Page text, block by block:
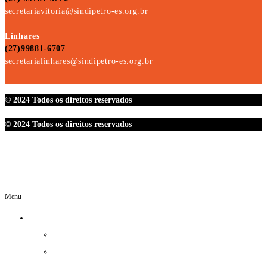
secretariavitoria@sindipetro-es.org.br
Linhares
(27)99881-6707
secretarialinhares@sindipetro-es.org.br
© 2024 Todos os direitos reservados
© 2024 Todos os direitos reservados
Menu